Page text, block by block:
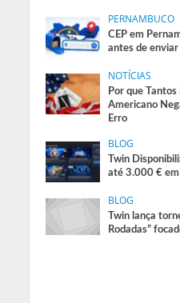
PERNAMBUCO
CEP em
antes de enviar
NOTÍCIAS
Por que
Americano
Erro
BLOG
Twin
até 3.000 €
BLOG
Twin lança
Rodadas”